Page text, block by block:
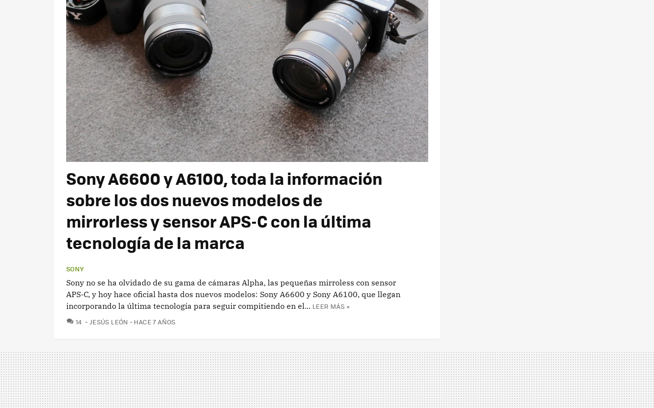
Sony A6600 y A6100, toda la información
sobre los dos nuevos modelos de
mirrorless y sensor APS-C con la última
tecnología de la marca
SONY
Sony no se ha olvidado de su gama de cámaras Alpha, las pequeñas mirroless con sensor
APS-C, y hoy hace oficial hasta dos nuevos modelos: Sony A6600 y Sony A6100, que llegan
incorporando la última tecnología para seguir compitiendo en el... LEER MÁS »
14 COMENTARIOS
JESÚS LEÓN HACE 7 AÑOS